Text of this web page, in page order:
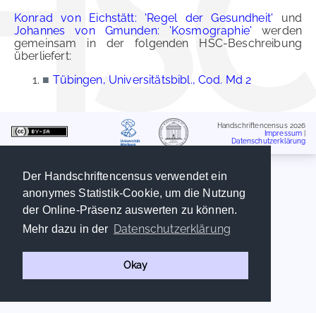
Der Handschriftencensus verwendet ein
anonymes Statistik-Cookie, um die Nutzung
der Online-Präsenz auswerten zu können.
Mehr dazu in der Datenschutzerklärung
Okay
Konrad von Eichstätt: 'Regel der Gesundheit' und
Johannes von Gmunden: 'Kosmographie' werden
gemeinsam in der folgenden HSC-Beschreibung
überliefert:
■ Tübingen, Universitätsbibl., Cod. Md 2
Handschriftencensus 2026
Impressum
Datenschutzerklärung